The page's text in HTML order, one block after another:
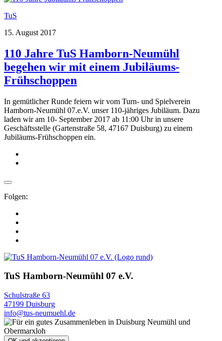
TuS
15. August 2017
110 Jahre TuS Hamborn-Neumühl
begehen wir mit einem Jubiläums-
Frühschoppen
In gemütlicher Runde feiern wir vom Turn- und Spielverein
Hamborn-Neumühl 07.e.V. unser 110-jähriges Jubiläum. Dazu
laden wir am 10- September 2017 ab 11:00 Uhr in unsere
Geschäftsstelle (Gartenstraße 58, 47167 Duisburg) zu einem
Jubiläums-Frühschoppen ein.
Folgen:
TuS Hamborn-Neumühl 07 e.V.
Schulstraße 63
47199 Duisburg
info@tus-neumuehl.de